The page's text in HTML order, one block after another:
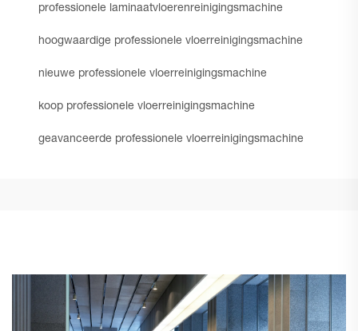
professionele laminaatvloerenreinigingsmachine
hoogwaardige professionele vloerreinigingsmachine
nieuwe professionele vloerreinigingsmachine
koop professionele vloerreinigingsmachine
geavanceerde professionele vloerreinigingsmachine